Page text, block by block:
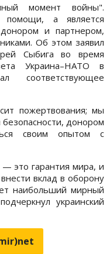
момент войны".
а является
и партнером,
Об этом заявил
Сыбига во время
Украина–НАТО в
соответствующее
пожертвования; мы
безопасности, донором
своим опытом с
это гарантия мира, и
вклад в оборону
наибольший мирный
украинский